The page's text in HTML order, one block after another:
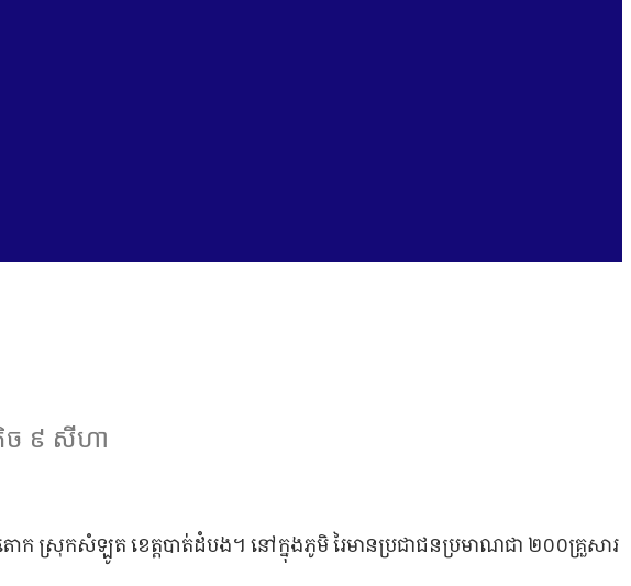
តិច ៩ សីហា
ស្រុកសំឡូត ខេត្ដបាត់ដំបង។ នៅក្នុងភូមិ រៃមានប្រជាជនប្រមាណជា ២០០គ្រួសារ